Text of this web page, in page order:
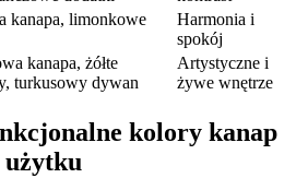
kanapa, limonkowe
Harmonia i
spokój
kanapa, żółte
turkusowy dywan
Artystyczne i
żywe wnętrze
kolory kanap
użytku